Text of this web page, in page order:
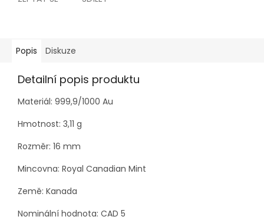
Popis Diskuze
Detailní popis produktu
Materiál: 999,9/1000 Au
Hmotnost: 3,11 g
Rozměr: 16 mm
Mincovna: Royal Canadian Mint
Země: Kanada
Nominální hodnota: CAD 5